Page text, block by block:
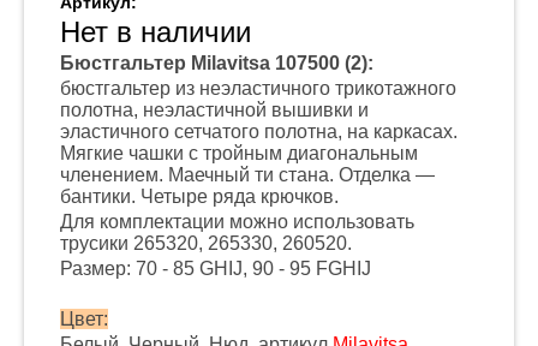
Нет в наличии
Бюстгальтер Milavitsa 107500 (2):
бюстгальтер из неэластичного трикотажного
полотна, неэластичной вышивки и
эластичного сетчатого полотна, на каркасах.
Мягкие чашки с тройным диагональным
членением. Маечный ти стана. Отделка —
бантики. Четыре ряда крючков.
Для комплектации можно использовать
трусики 265320, 265330, 260520.
Размер: 70 - 85 GHIJ, 90 - 95 FGHIJ
Цвет: